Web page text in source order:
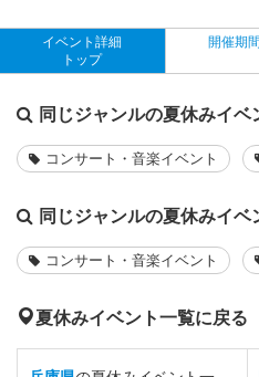
イベント詳細
トップ
開催期
同じジャンルの夏休みイベ
コンサート・音楽イベント
同じジャンルの夏休みイベ
コンサート・音楽イベント
夏休みイベント一覧に戻る